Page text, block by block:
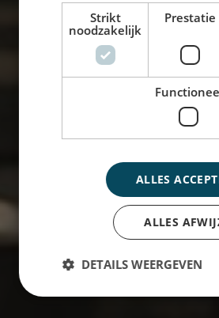
Strikt
noodzakelijk
Prestatie
ALLES
ALLES
DETAILS WEERGEVEN